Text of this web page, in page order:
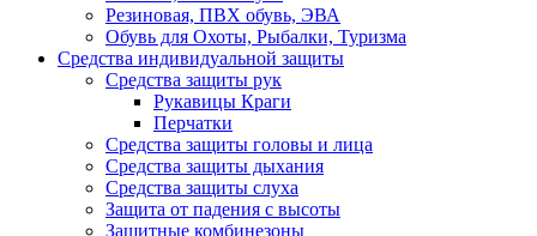
Резиновая, ПВХ обувь, ЭВА
Обувь для Охоты, Рыбалки, Туризма
Средства индивидуальной защиты
Средства защиты рук
Рукавицы Краги
Перчатки
Средства защиты головы и лица
Средства защиты дыхания
Средства защиты слуха
Защита от падения с высоты
Защитные комбинезоны